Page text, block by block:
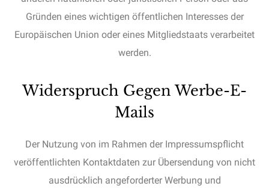
Gründen eines wichtigen öffentlichen Interesses der
Europäischen Union oder eines Mitgliedstaats verarbeitet
werden.
Widerspruch Gegen Werbe-E-
Mails
Der Nutzung von im Rahmen der Impressumspflicht
veröffentlichten Kontaktdaten zur Übersendung von nicht
ausdrücklich angeforderter Werbung und